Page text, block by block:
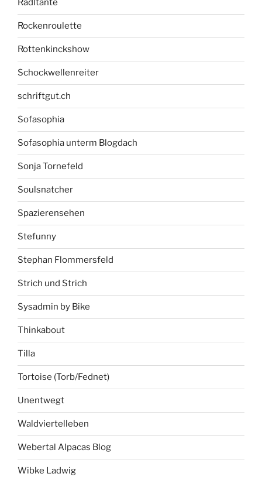
Radltante
Rockenroulette
Rottenkinckshow
Schockwellenreiter
schriftgut.ch
Sofasophia
Sofasophia unterm Blogdach
Sonja Tornefeld
Soulsnatcher
Spazierensehen
Stefunny
Stephan Flommersfeld
Strich und Strich
Sysadmin by Bike
Thinkabout
Tilla
Tortoise (Torb/Fednet)
Unentwegt
Waldviertelleben
Webertal Alpacas Blog
Wibke Ladwig